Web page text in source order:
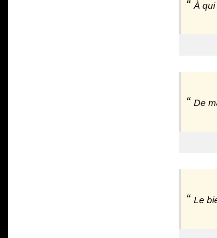
À
De
Le